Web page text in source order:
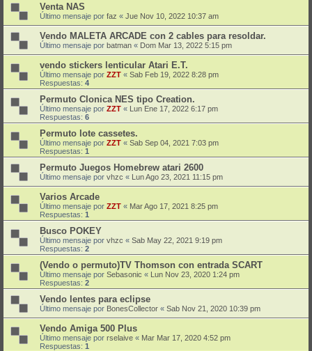
Venta NAS
Último mensaje por faz « Jue Nov 10, 2022 10:37 am
Vendo MALETA ARCADE con 2 cables para resoldar.
Último mensaje por batman « Dom Mar 13, 2022 5:15 pm
vendo stickers lenticular Atari E.T.
Último mensaje por ZZT « Sab Feb 19, 2022 8:28 pm
Respuestas: 4
Permuto Clonica NES tipo Creation.
Último mensaje por ZZT « Lun Ene 17, 2022 6:17 pm
Respuestas: 6
Permuto lote cassetes.
Último mensaje por ZZT « Sab Sep 04, 2021 7:03 pm
Respuestas: 1
Permuto Juegos Homebrew atari 2600
Último mensaje por vhzc « Lun Ago 23, 2021 11:15 pm
Varios Arcade
Último mensaje por ZZT « Mar Ago 17, 2021 8:25 pm
Respuestas: 1
Busco POKEY
Último mensaje por vhzc « Sab May 22, 2021 9:19 pm
Respuestas: 2
(Vendo o permuto)TV Thomson con entrada SCART
Último mensaje por Sebasonic « Lun Nov 23, 2020 1:24 pm
Respuestas: 2
Vendo lentes para eclipse
Último mensaje por BonesCollector « Sab Nov 21, 2020 10:39 pm
Vendo Amiga 500 Plus
Último mensaje por rselaive « Mar Mar 17, 2020 4:52 pm
Respuestas: 1